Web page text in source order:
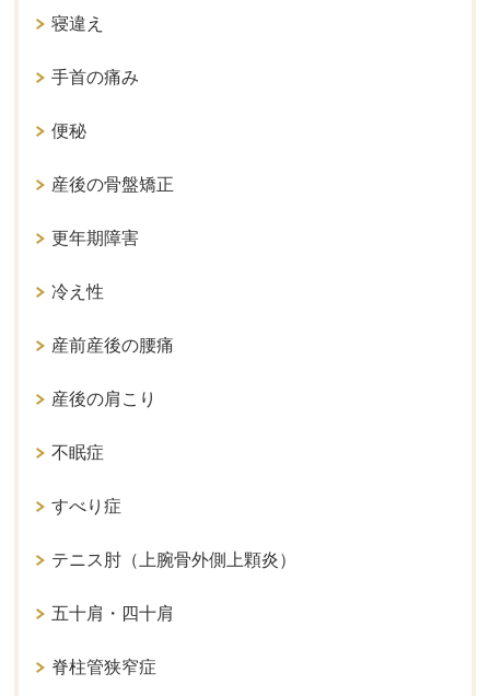
寝違え
手首の痛み
便秘
産後の骨盤矯正
更年期障害
冷え性
産前産後の腰痛
産後の肩こり
不眠症
すべり症
テニス肘（上腕骨外側上顆炎）
五十肩・四十肩
脊柱管狭窄症